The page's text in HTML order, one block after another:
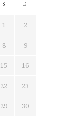
S D
1 2
8 9
15 16
22 23
29 30